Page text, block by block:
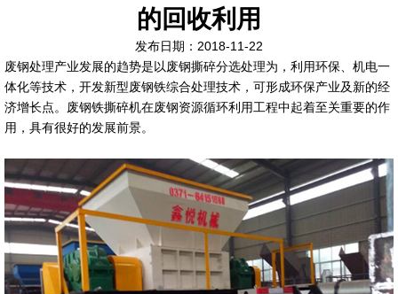
的回收利用
发布日期：2018-11-22
废钢处理产业发展的趋势是以废钢撕碎分选处理为，利用环保、机电一
体化等技术，开发新型废钢铁综合处理技术，可形成环保产业及新的经
济增长点。废钢铁撕碎机在废钢资源循环利用工程中起着至关重要的作
用，具有很好的发展前景。